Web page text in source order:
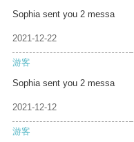
Sophia sent you 2 messa
2021-12-22
游客
Sophia sent you 2 messa
2021-12-12
游客